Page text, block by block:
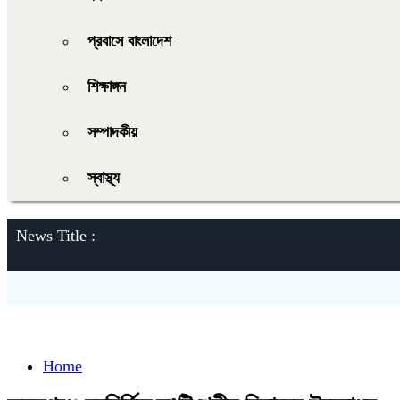
প্রবাসে বাংলাদেশ
শিক্ষাঙ্গন
সম্পাদকীয়
স্বাস্থ্য
News Title :
Home